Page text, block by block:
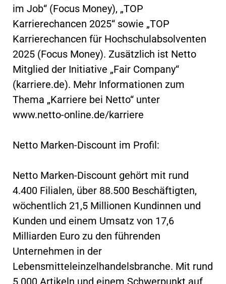
im Job“ (Focus Money), „TOP
Karrierechancen 2025“ sowie „TOP
Karrierechancen für Hochschulabsolventen
2025 (Focus Money). Zusätzlich ist Netto
Mitglied der Initiative „Fair Company“
(karriere.de). Mehr Informationen zum
Thema „Karriere bei Netto“ unter
www.netto-online.de/karriere
Netto Marken-Discount im Profil:
Netto Marken-Discount gehört mit rund
4.400 Filialen, über 88.500 Beschäftigten,
wöchentlich 21,5 Millionen Kundinnen und
Kunden und einem Umsatz von 17,6
Milliarden Euro zu den führenden
Unternehmen in der
Lebensmitteleinzelhandelsbranche. Mit rund
5.000 Artikeln und einem Schwerpunkt auf